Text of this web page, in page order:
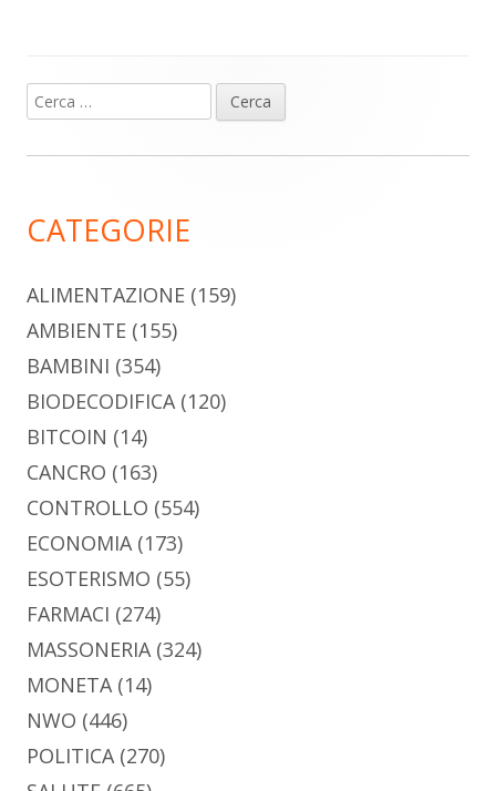
Barra
laterale
Ricerca
per:
CATEGORIE
ALIMENTAZIONE (159)
AMBIENTE (155)
BAMBINI (354)
BIODECODIFICA(120)
BITCOIN (14)
CANCRO (163)
CONTROLLO (554)
ECONOMIA(173)
ESOTERISMO (55)
FARMACI (274)
MASSONERIA(324)
MONETA(14)
NWO (446)
POLITICA(270)